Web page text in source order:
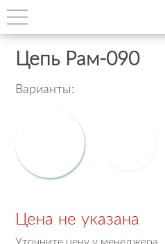
Цепь Рам-090
Варианты:
Цена не указана